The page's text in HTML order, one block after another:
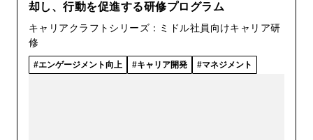
却し、行動を促進する研修プログラム
キャリアクラフトシリーズ：ミドル社員向けキャリア研
修
エンゲージメント向上 キャリア開発 マネジメント